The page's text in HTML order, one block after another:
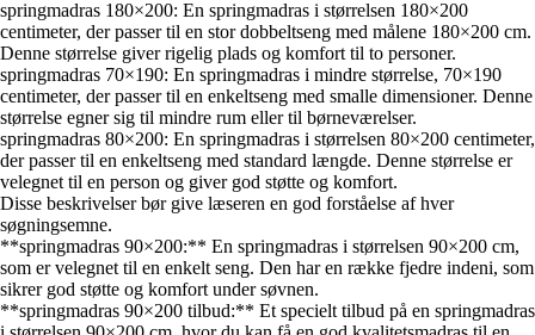
springmadras 180×200: En springmadras i størrelsen 180×200
centimeter, der passer til en stor dobbeltseng med målene 180×200 cm.
Denne størrelse giver rigelig plads og komfort til to personer.
springmadras 70×190: En springmadras i mindre størrelse, 70×190
centimeter, der passer til en enkeltseng med smalle dimensioner. Denne
størrelse egner sig til mindre rum eller til børneværelser.
springmadras 80×200: En springmadras i størrelsen 80×200 centimeter,
der passer til en enkeltseng med standard længde. Denne størrelse er
velegnet til en person og giver god støtte og komfort.
Disse beskrivelser bør give læseren en god forståelse af hver
søgningsemne.
**springmadras 90×200:** En springmadras i størrelsen 90×200 cm,
som er velegnet til en enkelt seng. Den har en række fjedre indeni, som
sikrer god støtte og komfort under søvnen.
**springmadras 90×200 tilbud:** Et specielt tilbud på en springmadras